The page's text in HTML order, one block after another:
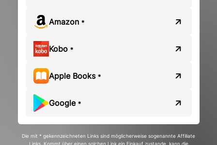
Amazon *
Kobo *
Apple Books *
Google *
Die mit * gekennzeichneten Links sind möglicherweise sogenannte Affiliate
Links. Kommt über einen solchen Link ein Einkauf zustande, kann die